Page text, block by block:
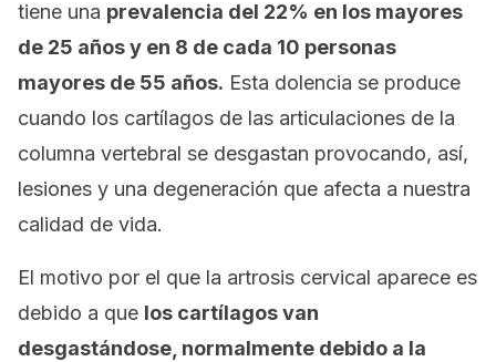
tiene una prevalencia del 22% en los mayores
de 25 años y en 8 de cada 10 personas
mayores de 55 años. Esta dolencia se produce
cuando los cartílagos de las articulaciones de la
columna vertebral se desgastan provocando, así,
lesiones y una degeneración que afecta a nuestra
calidad de vida.
El motivo por el que la artrosis cervical aparece es
debido a que los cartílagos van
desgastándose, normalmente debido a la